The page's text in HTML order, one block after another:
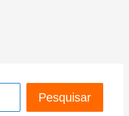
Pesquisar